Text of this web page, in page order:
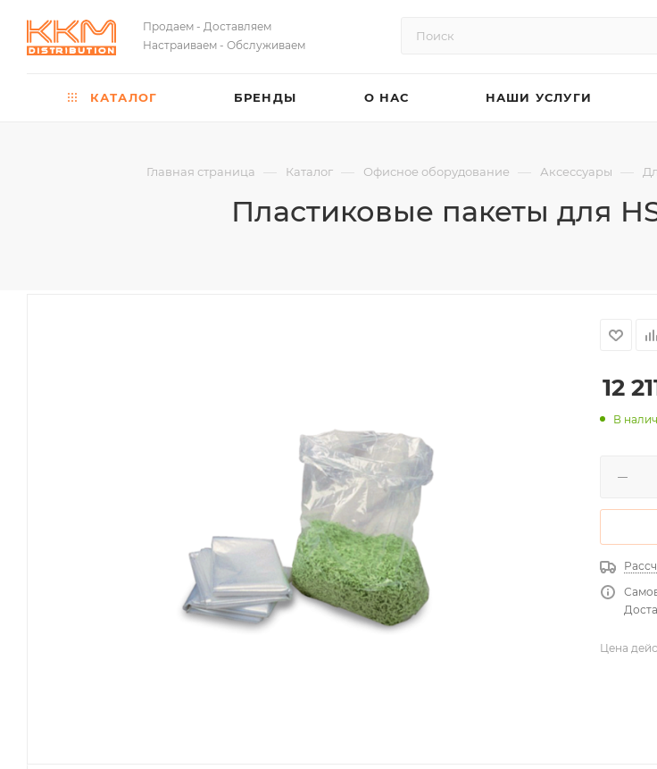
Продаем - Доставляем
Настраиваем - Обслуживаем
КАТАЛОГ БРЕНДЫ О НАС НАШИ УСЛУГИ
Главная страница — Каталог — Офисное оборудование — Аксессуары —
Пластиковые пакеты для
12
В
Цена